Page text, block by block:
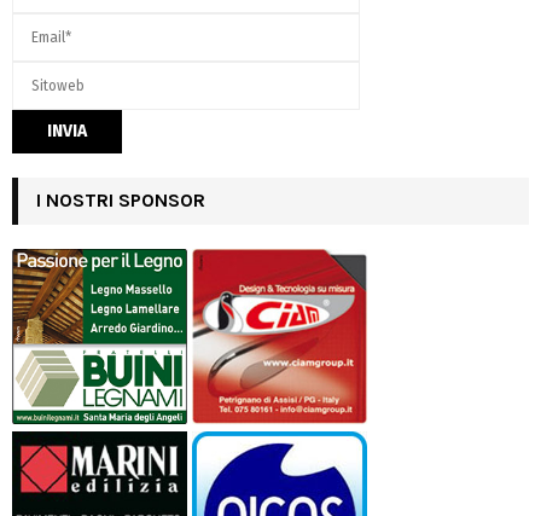
I NOSTRI SPONSOR